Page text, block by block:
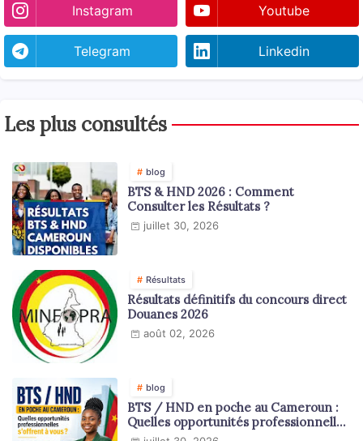
Instagram Youtube
Telegram Linkedin
Les plus consultés
blog
BTS & HND 2026 : Comment
Consulter les Résultats ?
juillet 30, 2026
Résultats
Résultats définitifs du concours direct
Douanes 2026
août 02, 2026
blog
BTS / HND en poche au Cameroun :
Quelles opportunités professionnelles
s'offrent à vous ?